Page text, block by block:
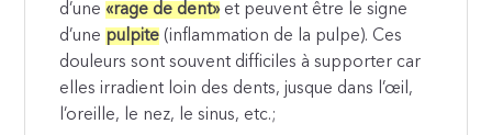
d’une «rage de dent»et peuvent être le signe
d’une pulpite (inflammation de la pulpe). Ces
douleurs sont souvent difficiles à supporter car
elles irradient loin des dents, jusque dans l’œil,
l’oreille, le nez, le sinus, etc.;